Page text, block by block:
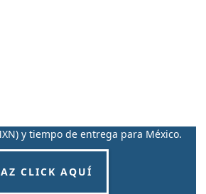
y tiempo de entrega para México.
CLICK AQUÍ